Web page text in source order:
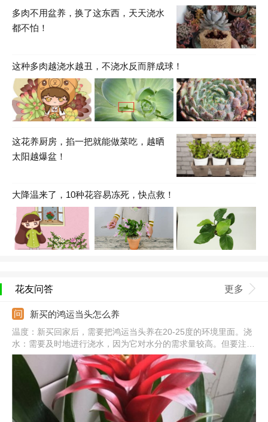
多肉不用盆养，换了这东西，天天浇水
都不怕！
这种多肉越浇水越丑，不浇水反而胖成球！
这花养厨房，掐一把就能做菜吃，越晒
太阳越爆盆！
大降温来了，10种花容易冻死，快点救！
花友问答 更多
新买的鸿运当头怎么养
温度：新买回家后，需要把鸿运当头养在20-25度的环境里面。浇
水：需要及时地进行浇水，因为它对水分的需求量较高。但要注意
水量不要过多，以免伤根。光照：可以将它放置在有柔和散光处进
行培养，每天受光时间不要超过4小时。施肥：先不需要给它施
肥。等它适应新环境后可施用有机肥液。